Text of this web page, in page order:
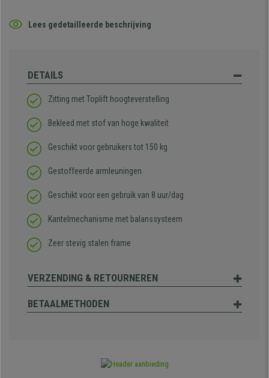
Lees gedetailleerde beschrijving
DETAILS
Zitting met Toplift hoogteverstelling
Bekleed met stof van hoge kwaliteit
Geschikt voor gebruikers tot 150 kg
Gestoffeerde armleuningen
Geschikt voor een gebruik van 8 uur/dag
Kantelmechanisme met balanssysteem
Zeer stevig stalen frame
VERZENDING & RETOURNEREN
BETAALMETHODEN